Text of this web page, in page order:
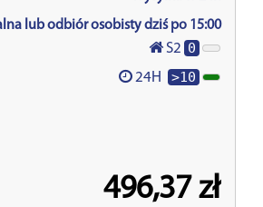
lub odbiór osobisty dziś po 15:00
S2 0
24H >10
496,37 zł